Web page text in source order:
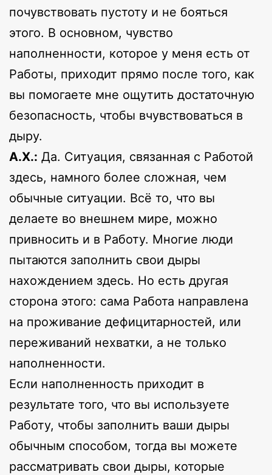
почувствовать пустоту и не бояться
этого. В основном, чувство
наполненности, которое у меня есть от
Работы, приходит прямо после того, как
вы помогаете мне ощутить достаточную
безопасность, чтобы вчувствоваться в
дыру.
А.Х.: Да. Ситуация, связанная с Работой
здесь, намного более сложная, чем
обычные ситуации. Всё то, что вы
делаете во внешнем мире, можно
привносить и в Работу. Многие люди
пытаются заполнить свои дыры
нахождением здесь. Но есть другая
сторона этого: сама Работа направлена
на проживание дефицитарностей, или
переживаний нехватки, а не только
наполненности.
Если наполненность приходит в
результате того, что вы используете
Работу, чтобы заполнить ваши дыры
обычным способом, тогда вы можете
рассматривать свои дыры, которые